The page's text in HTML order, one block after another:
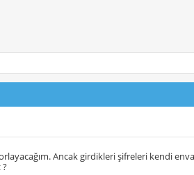
Ancak girdikleri şifreleri kendi